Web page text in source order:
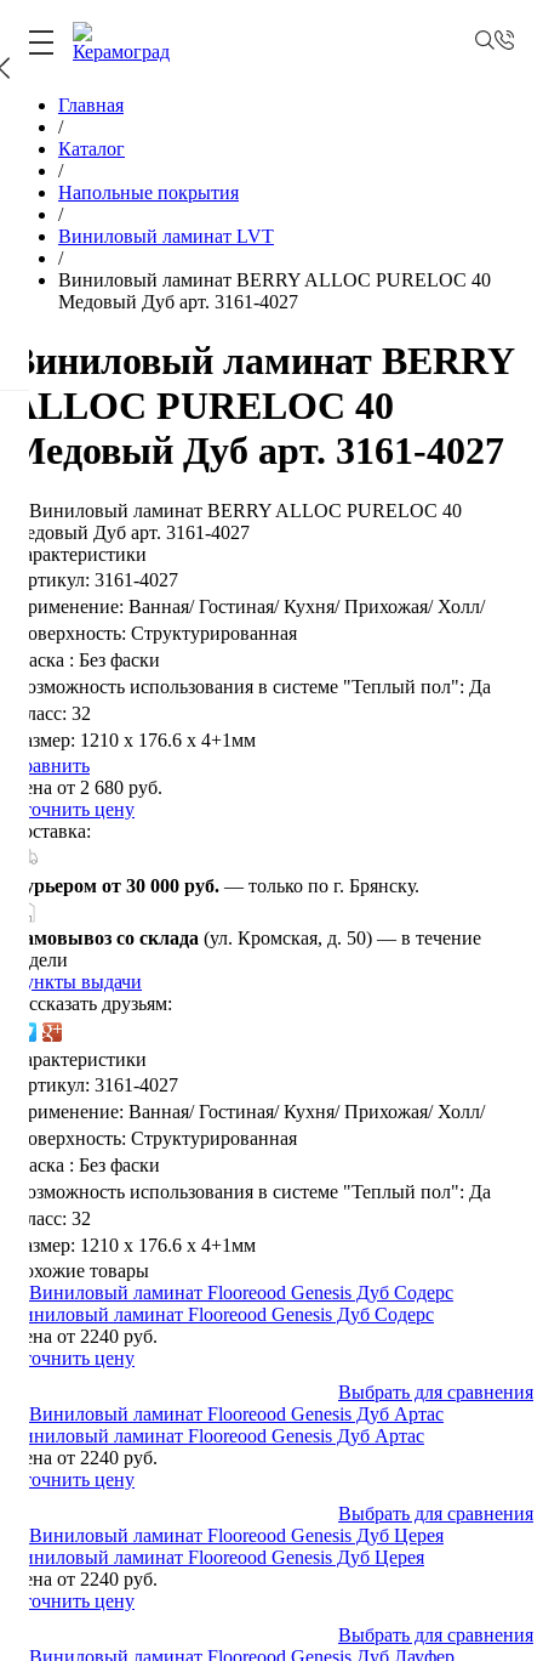
Главная
/
Каталог
/
Напольные покрытия
/
Виниловый ламинат LVT
/
Виниловый ламинат BERRY ALLOC PURELOC 40
Медовый Дуб арт. 3161-4027
Виниловый ламинат BERRY
ALLOC PURELOC 40
Медовый Дуб арт. 3161-4027
Характеристики
Артикул: 3161-4027
Применение: Ванная/ Гостиная/ Кухня/ Прихожая/ Холл/
Поверхность: Структурированная
Фаска : Без фаски
Возможность использования в системе "Теплый пол": Да
Класс: 32
Размер: 1210 х 176.6 х 4+1мм
Сравнить
Цена от 2 680 руб.
Уточнить цену
Доставка:
Курьером от 30 000 руб. — только по г. Брянску.
Самовывоз со склада (ул. Кромская, д. 50) — в течение
недели
Пункты выдачи
Рассказать друзьям:
Характеристики
Артикул: 3161-4027
Применение: Ванная/ Гостиная/ Кухня/ Прихожая/ Холл/
Поверхность: Структурированная
Фаска : Без фаски
Возможность использования в системе "Теплый пол": Да
Класс: 32
Размер: 1210 х 176.6 х 4+1мм
Похожие товары
Виниловый ламинат Flooreood Genesis Дуб Содерс
Цена от 2240 руб.
Уточнить цену
Выбрать для сравнения
Виниловый ламинат Flooreood Genesis Дуб Артас
Цена от 2240 руб.
Уточнить цену
Выбрать для сравнения
Виниловый ламинат Flooreood Genesis Дуб Церея
Цена от 2240 руб.
Уточнить цену
Выбрать для сравнения